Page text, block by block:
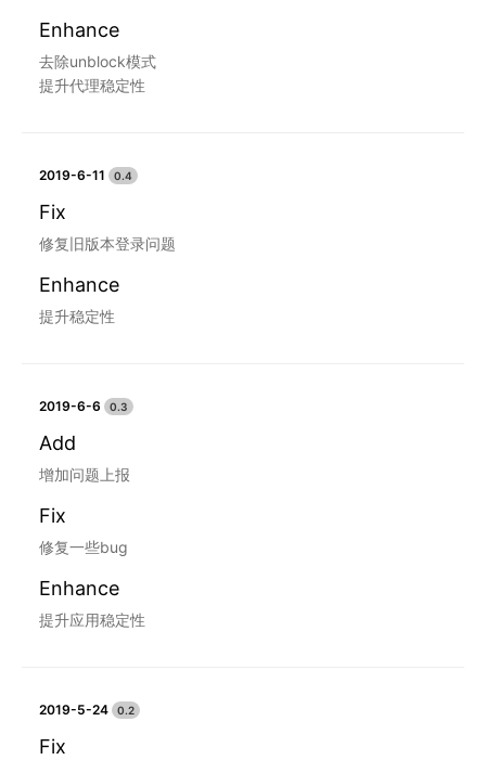
Enhance
去除unblock模式
提升代理稳定性
2019-6-11 0.4
Fix
修复旧版本登录问题
Enhance
提升稳定性
2019-6-6 0.3
Add
增加问题上报
Fix
修复一些bug
Enhance
提升应用稳定性
2019-5-24 0.2
Fix